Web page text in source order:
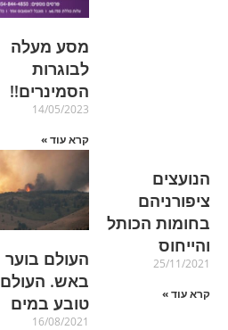
מסע מעלה
לבוגרות
הסמינרים!!
14/05/2023
קרא עוד »
הנועצים
ציפורניהם
בחומות הכותל
והייחוס
25/11/2021
קרא עוד »
העולם בוער
באש. העולם
טובע במים
16/08/2021